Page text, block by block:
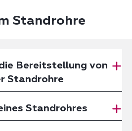
Standrohre
Bereitstellung von
Standrohre
Standrohres